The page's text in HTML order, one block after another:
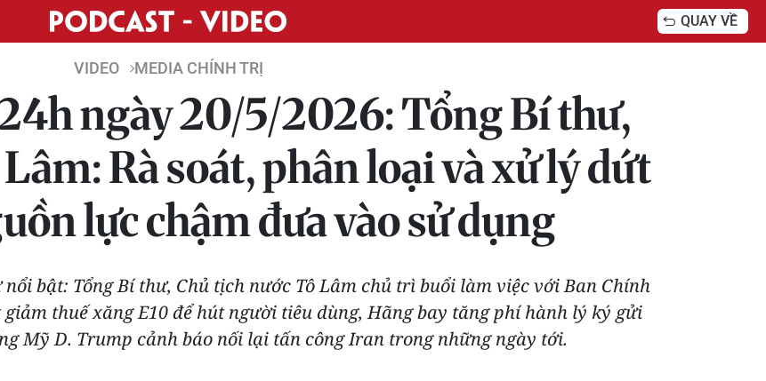
QUAY VỀ
VIDEO MEDIA CHÍNH TRỊ
ngày 20/5/2026: Tổng Bí thư,
Rà soát, phân loại và xử lý dứt
lực chậm đưa vào sử dụng
bật: Tổng Bí thư, Chủ tịch nước Tô Lâm chủ trì buổi làm việc với Ban Chính
thuế xăng E10 để hút người tiêu dùng, Hãng bay tăng phí hành lý ký gửi
Mỹ D. Trump cảnh báo nối lại tấn công Iran trong những ngày tới.